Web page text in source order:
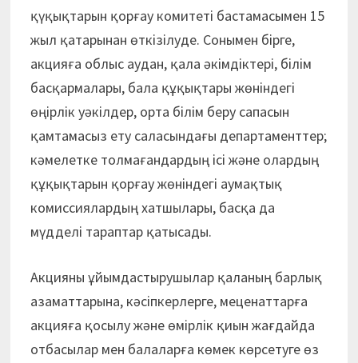
қүқықтарын қорғау комитеті бастамасымен 15
жыл қатарынан өткізілуде. Сонымен бірге,
акцияға облыс аудан, қала әкімдіктері, білім
басқармалары, бала құқықтары жөніндегі
өңірлік уәкілдер, орта білім беру сапасын
қамтамасыз ету саласындағы департаменттер;
кәмелетке толмағандардың ісі және олардың
құ­қық­тарын қорғау жөніндегі ау­мақтық
комиссиялардың хатшылары, басқа да
мүдделі тараптар қатысады.
Акцияны ұйымдастырушылар қаланың барлық
азаматтарына, кәсіпкерлерге, меценаттарға
ак­цияға қосылу және өмірлік қиын жағдайда
отбасылар мен балаларға көмек көрсетуге өз